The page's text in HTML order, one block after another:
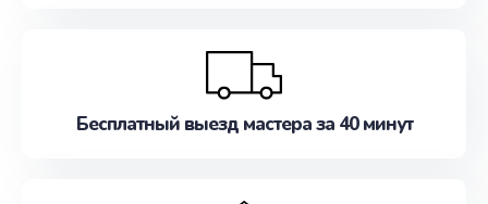
Бесплатный выезд мастера за 40 минут